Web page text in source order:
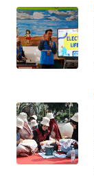
WN
TANJUNG
LESUNG
WN
SIMALUNGUN